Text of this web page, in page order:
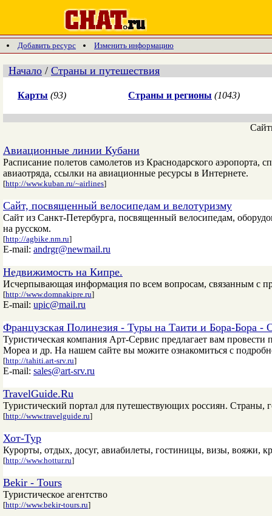
Добавить ресурс Изменить информацию
Начало / Страны и путешествия
Карты (93) Страны и регионы (1043)
Авиационные линии Кубани
Расписание полетов самолетов из Краснодарского аэропорта,
авиаотряда, ссылки на авиационные ресурсы в Интернете.
[http://www.kuban.ru/~airlines]
Сайт, посвященный велосипедам и велотуризму
Сайт из Санкт-Петербурга, посвященный велосипедам,
на русском.
[http://agbike.nm.ru]
E-mail: andrgr@newmail.ru
Недвижимость на Кипре.
Исчерпывающая информация по всем вопросам, связанным с
[http://www.domnakipre.ru]
E-mail: upic@mail.ru
Французская Полинезия - Туры на Таити и Бора-Бора -
Туристическая компания Арт-Сервис предлагает вам
Мореа и др. На нашем сайте вы можите ознакомиться с
[http://tahiti.art-srv.ru]
E-mail: sales@art-srv.ru
TravelGuide.Ru
Туристический портал для путешествующих россиян. Страны,
[http://www.travelguide.ru]
Хот-Тур
Курорты, отдых, досуг, авиабилеты, гостиницы, визы, вояжи,
[http://www.hottur.ru]
Bekir - Tours
Туристическое агентство
[http://www.bekir-tours.ru]